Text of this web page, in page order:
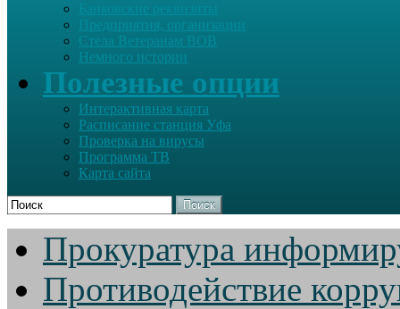
Банковские реквизиты
Предприятия, организации
Стела Ветеранам ВОВ
Немного истории
Полезные опции
Интерактивная карта
Расписание станция Уфа
Проверка на вирусы
Программа ТВ
Карта сайта
Поиск
Прокуратура
Противодействие